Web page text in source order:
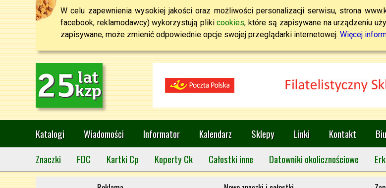
W celu zapewnienia wysokiej jakości oraz możliwości personalizacji serwisu, strona
facebook, reklamodawcy) wykorzystują plikicookies, które są zapisywane na urządzeniu
zapisywane, może zmienić odpowiednie opcje swojej przeglądarki internetowej. Więcej
Katalogi Wiadomości Informator Kalendarz Sklepy Linki Kontakt
Znaczki
FDC Kartki Cp Koperty Ck Całostki inne Datowniki okolicznościowe